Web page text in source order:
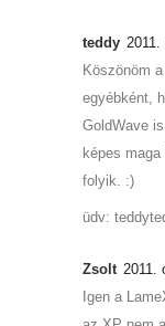
teddy
Köszönöm
egyébként,
GoldWave
képes
folyik. :)
üdv:
Zsolt 2011.
Igen a